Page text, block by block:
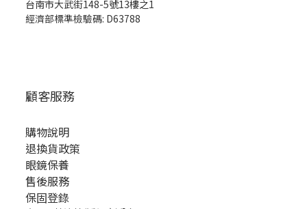
台南市大武街148-5號13樓之1
經濟部標準檢驗碼: D63788
顧客服務
購物說明
退換貨政策
眼鏡保養
售後服務
保固登錄